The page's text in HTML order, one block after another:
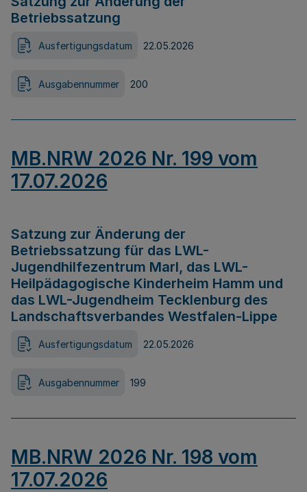
Betriebssatzung
Ausfertigungsdatum 22.05.2026
Ausgabennummer 200
MB.NRW 2026 Nr. 199 vom
17.07.2026
Satzung zur Änderung der
Betriebssatzung für das LWL-
Jugendhilfezentrum Marl, das LWL-
Heilpädagogische Kinderheim Hamm und
das LWL-Jugendheim Tecklenburg des
Landschaftsverbandes Westfalen-Lippe
Ausfertigungsdatum 22.05.2026
Ausgabennummer 199
MB.NRW 2026 Nr. 198 vom
17.07.2026